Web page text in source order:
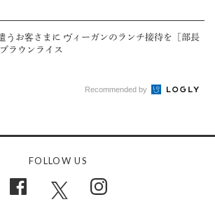
うお客さまに ヴィーガンのランチ接待を［部長
ラウンライス
Recommended by
FOLLOW US